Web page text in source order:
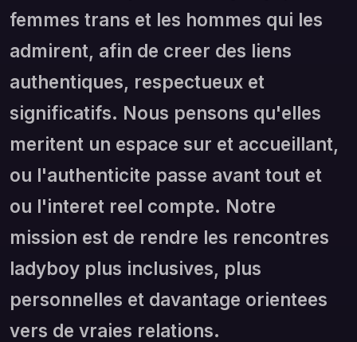
femmes trans et les hommes qui les
admirent, afin de creer des liens
authentiques, respectueux et
significatifs. Nous pensons qu'elles
meritent un espace sur et accueillant,
ou l'authenticite passe avant tout et
ou l'interet reel compte. Notre
mission est de rendre les rencontres
ladyboy plus inclusives, plus
personnelles et davantage orientees
vers de vraies relations.